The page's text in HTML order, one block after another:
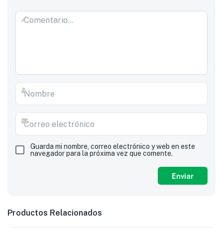
Guarda mi nombre, correo electrónico y web en este
navegador para la próxima vez que comente.
Productos Relacionados